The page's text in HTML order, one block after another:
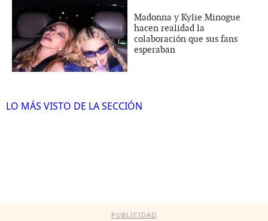
Madonna y Kylie Minogue
hacen realidad la
colaboración que sus fans
esperaban
LO MÁS VISTO DE LA SECCIÓN
PUBLICIDAD